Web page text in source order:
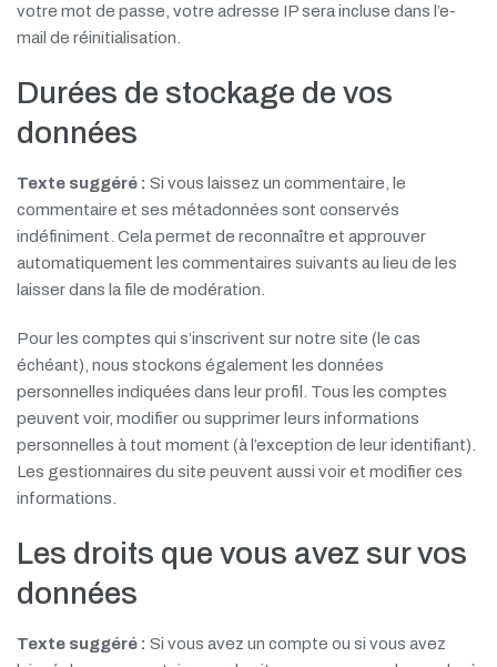
votre mot de passe, votre adresse IP sera incluse dans l’e-
mail de réinitialisation.
Durées de stockage de vos
données
Texte suggéré : Si vous laissez un commentaire, le
commentaire et ses métadonnées sont conservés
indéfiniment. Cela permet de reconnaître et approuver
automatiquement les commentaires suivants au lieu de les
laisser dans la file de modération.
Pour les comptes qui s’inscrivent sur notre site (le cas
échéant), nous stockons également les données
personnelles indiquées dans leur profil. Tous les comptes
peuvent voir, modifier ou supprimer leurs informations
personnelles à tout moment (à l’exception de leur identifiant).
Les gestionnaires du site peuvent aussi voir et modifier ces
informations.
Les droits que vous avez sur vos
données
Texte suggéré : Si vous avez un compte ou si vous avez